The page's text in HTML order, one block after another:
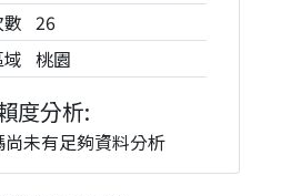
26
桃園
度分析:
未有足夠資料分析